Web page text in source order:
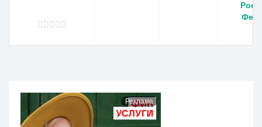
Реклама